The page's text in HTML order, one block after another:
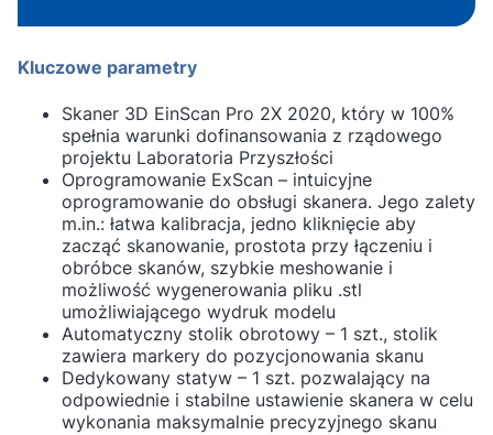
Kluczowe parametry
Skaner 3D EinScan Pro 2X 2020, który w 100%
spełnia warunki dofinansowania z rządowego
projektu Laboratoria Przyszłości
Oprogramowanie ExScan – intuicyjne
oprogramowanie do obsługi skanera. Jego zalety
m.in.: łatwa kalibracja, jedno kliknięcie aby
zacząć skanowanie, prostota przy łączeniu i
obróbce skanów, szybkie meshowanie i
możliwość wygenerowania pliku .stl
umożliwiającego wydruk modelu
Automatyczny stolik obrotowy – 1 szt., stolik
zawiera markery do pozycjonowania skanu
Dedykowany statyw – 1 szt. pozwalający na
odpowiednie i stabilne ustawienie skanera w celu
wykonania maksymalnie precyzyjnego skanu